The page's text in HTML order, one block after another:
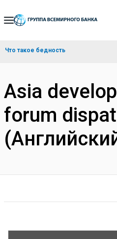
Skip
Navigation
Что такое бедность
Asia
forum